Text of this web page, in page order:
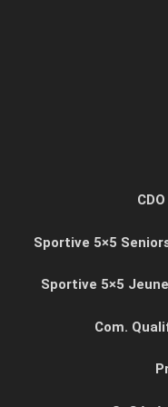
CDO
Sportive 5×5
Sportive 5×5
Com.